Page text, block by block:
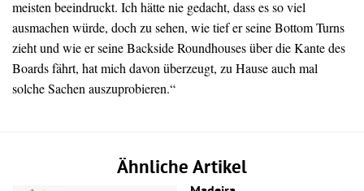
meisten beeindruckt. Ich hätte nie gedacht, dass es so viel
ausmachen würde, doch zu sehen, wie tief er seine Bottom Turns
zieht und wie er seine Backside Roundhouses über die Kante des
Boards fährt, hat mich davon überzeugt, zu Hause auch mal
solche Sachen auszuprobieren.“
Ähnliche Artikel